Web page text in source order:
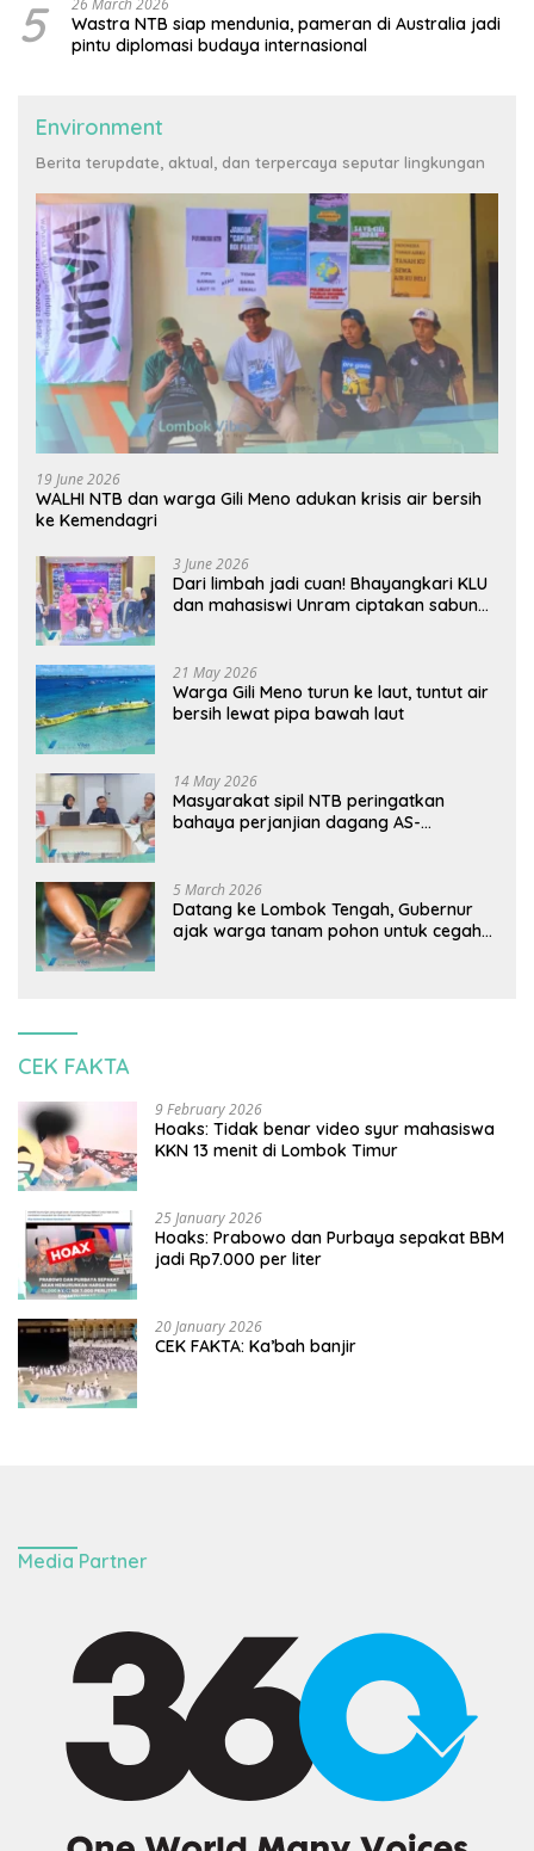
5 26 March 2026
Wastra NTB siap mendunia, pameran di Australia jadi
pintu diplomasi budaya internasional
Environment
Berita terupdate, aktual, dan terpercaya seputar lingkungan
19 June 2026
WALHI NTB dan warga Gili Meno adukan krisis air bersih
ke Kemendagri
3 June 2026
Dari limbah jadi cuan! Bhayangkari KLU
dan mahasiswi Unram ciptakan sabun
21 May 2026
Warga Gili Meno turun ke laut, tuntut air
bersih lewat pipa bawah laut
14 May 2026
Masyarakat sipil NTB peringatkan
bahaya perjanjian dagang AS-
5 March 2026
Datang ke Lombok Tengah, Gubernur
ajak warga tanam pohon untuk cegah
CEK FAKTA
9 February 2026
Hoaks: Tidak benar video syur mahasiswa
KKN 13 menit di Lombok Timur
25 January 2026
Hoaks: Prabowo dan Purbaya sepakat BBM
jadi Rp7.000 per liter
20 January 2026
CEK FAKTA: Ka’bah banjir
Media Partner